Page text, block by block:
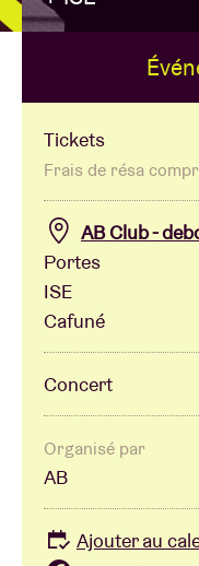
Location de
BRDCST
ABtv
Chèque-concert
À propos de l'AB
Contact
Tickets
Frais de résa
AB Club -
Portes
ISE
Cafuné
Concert
Organisé par
AB
Ajouter au